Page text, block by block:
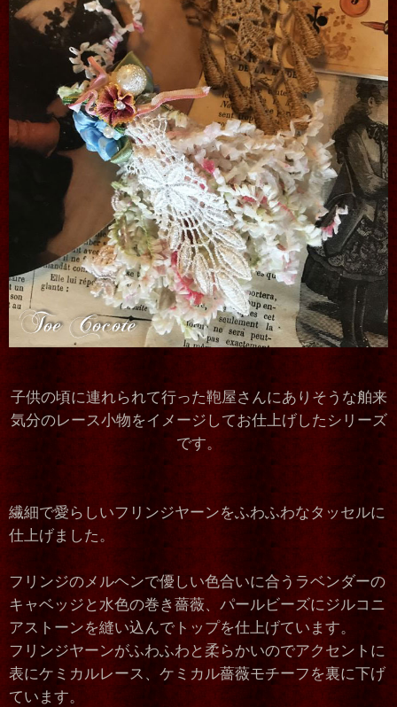
子供の頃に連れられて行った鞄屋さんにありそうな舶来
気分のレース小物をイメージしてお仕上げしたシリーズ
です。
繊細で愛らしいフリンジヤーンをふわふわなタッセルに
仕上げました。
フリンジのメルヘンで優しい色合いに合うラベンダーの
キャベッジと水色の巻き薔薇、パールビーズにジルコニ
アストーンを縫い込んでトップを仕上げています。
フリンジヤーンがふわふわと柔らかいのでアクセントに
表にケミカルレース、ケミカル薔薇モチーフを裏に下げ
ています。